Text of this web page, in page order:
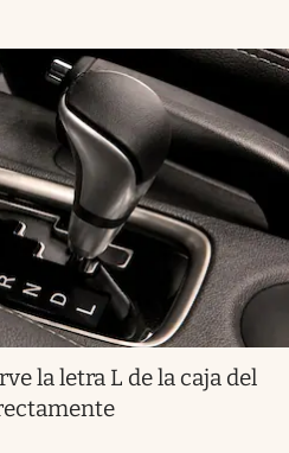
la letra L de la caja del